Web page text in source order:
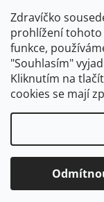
Zdravíčko
prohlížení tohoto
funkce,
"Souhlasím"
Kliknutím na
cookies se mají
Certifikace
Vytvořil